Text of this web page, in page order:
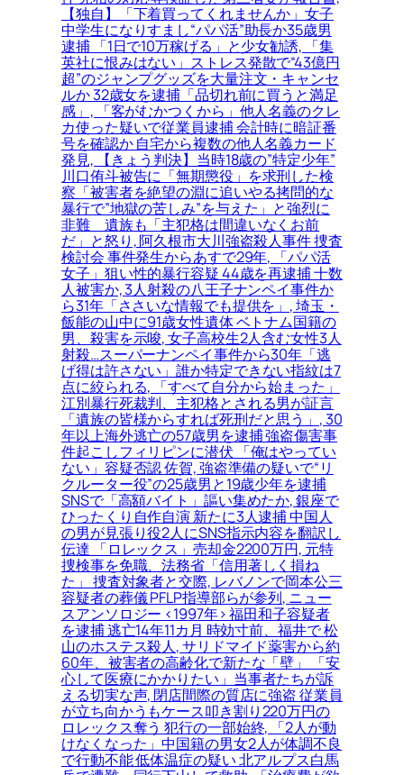
【独自】「下着買ってくれませんか」女子
中学生になりすまし“パパ活”助長か35歳男
逮捕 「1日で10万稼げる」と少女勧誘, 「集
英社に恨みはない」ストレス発散で“43億円
超”のジャンプグッズを大量注文・キャンセ
ルか 32歳女を逮捕「品切れ前に買うと満足
感」, 「客がむかつくから」他人名義のクレ
カ使った疑いで従業員逮捕 会計時に暗証番
号を確認か 自宅から複数の他人名義カード
発見, 【きょう判決】当時18歳の”特定少年”
川口侑斗被告に「無期懲役」を求刑した検
察「被害者を絶望の淵に追いやる拷問的な
暴行で”地獄の苦しみ”を与えた」と強烈に
非難＿遺族も「主犯格は間違いなくお前
だ」と怒り, 阿久根市大川強盗殺人事件 捜査
検討会 事件発生からあすで29年, 「パパ活
女子」狙い性的暴行容疑 44歳を再逮捕 十数
人被害か, 3人射殺の八王子ナンペイ事件か
ら31年「ささいな情報でも提供を」, 埼玉・
飯能の山中に91歳女性遺体 ベトナム国籍の
男、殺害を示唆, 女子高校生2人含む女性3人
射殺…スーパーナンペイ事件から30年「逃
げ得は許さない」誰か特定できない指紋は7
点に絞られる, 「すべて自分から始まった」
江別暴行死裁判、主犯格とされる男が証言
「遺族の皆様からすれば死刑だと思う」, 30
年以上海外逃亡の57歳男を逮捕 強盗傷害事
件起こしフィリピンに潜伏 「俺はやってい
ない」容疑否認 佐賀, 強盗準備の疑いで“リ
クルーター役”の25歳男と19歳少年を逮捕
SNSで「高額バイト」謳い集めたか, 銀座で
ひったくり自作自演 新たに3人逮捕 中国人
の男が見張り役2人にSNS指示内容を翻訳し
伝達 「ロレックス」売却金2200万円, 元特
捜検事を免職、法務省「信用著しく損ね
た」 捜査対象者と交際, レバノンで岡本公三
容疑者の葬儀 PFLP指導部らが参列, ニュー
スアンソロジー <1997年> 福田和子容疑者
を逮捕 逃亡14年11カ月 時効寸前、福井で 松
山のホステス殺人, サリドマイド薬害から約
60年、被害者の高齢化で新たな「壁」 「安
心して医療にかかりたい」当事者たちが訴
える切実な声, 閉店間際の質店に強盗 従業員
が立ち向かうもケース叩き割り220万円の
ロレックス奪う 犯行の一部始終, 「2人が動
けなくなった」中国籍の男女2人が体調不良
で行動不能 低体温症の疑い 北アルプス白馬